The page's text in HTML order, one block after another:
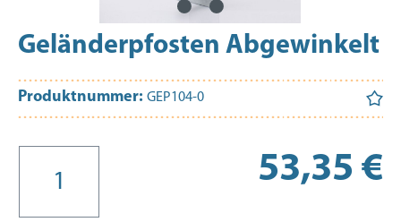
Geländerpfosten Abgewinkelt
Produktnummer: GEP104-0
53,35 €